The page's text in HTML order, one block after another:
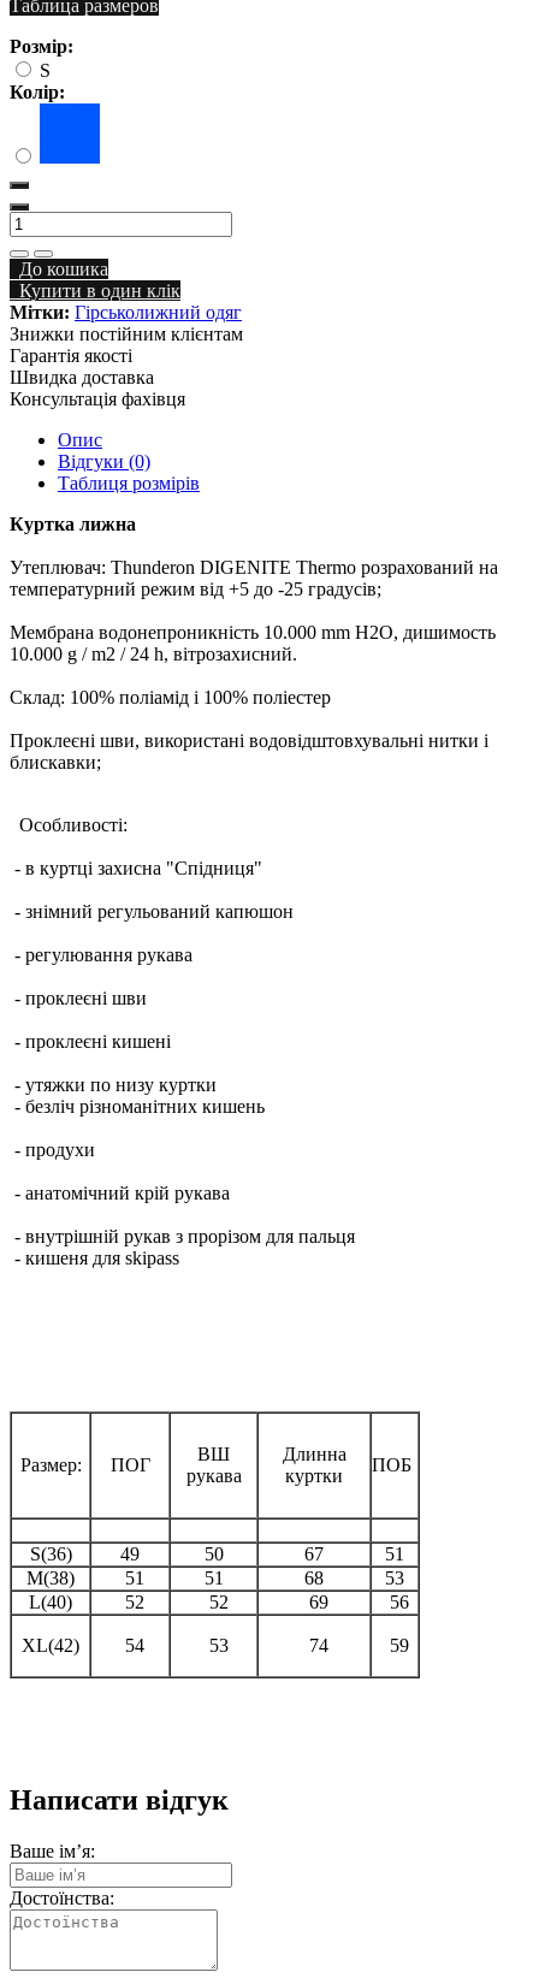
Таблица размеров
Розмір:
S
Колір:
До кошика
Купити в один клік
Мітки: Гірськолижний одяг
Знижки постійним клієнтам
Гарантія якості
Швидка доставка
Консультація фахівця
Опис
Відгуки (0)
Таблиця розмірів
Куртка лижна
Утеплювач: Thunderon DIGENITE Thermo розрахований на
температурний режим від +5 до -25 градусів;
Мембрана водонепроникність 10.000 mm H2O, дишимость
10.000 g / m2 / 24 h, вітрозахисний.
Склад: 100% поліамід і 100% поліестер
Проклеєні шви, використані водовідштовхувальні нитки і
блискавки;
Особливості:
- в куртці захисна "Спідниця"
- знімний регульований капюшон
- регулювання рукава
- проклеєні шви
- проклеєні кишені
- утяжки по низу куртки
- безліч різноманітних кишень
- продухи
- анатомічний крій рукава
- внутрішній рукав з прорізом для пальця
- кишеня для skipass
Размер: ПОГ
ВШ
рукава
Длинна
куртки
ПОБ
S(36) 49 50 67
51
M(38)
51 51 68
53
L(40)
52 52 69 56
XL(42) 54 53 74 59
Написати відгук
Ваше ім’я:
Достоїнства: